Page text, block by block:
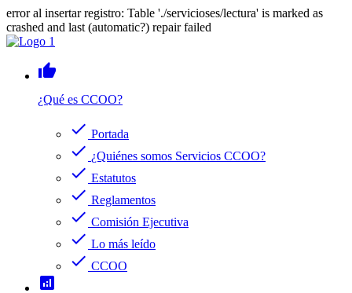
error al insertar registro: Table './servicioses/lectura' is marked as
crashed and last (automatic?) repair failed
thumb_up
¿Qué es CCOO?
check Portada
check ¿Quiénes somos Servicios CCOO?
check Estatutos
check Reglamentos
check Comisión Ejecutiva
check Lo más leído
check CCOO
analytics